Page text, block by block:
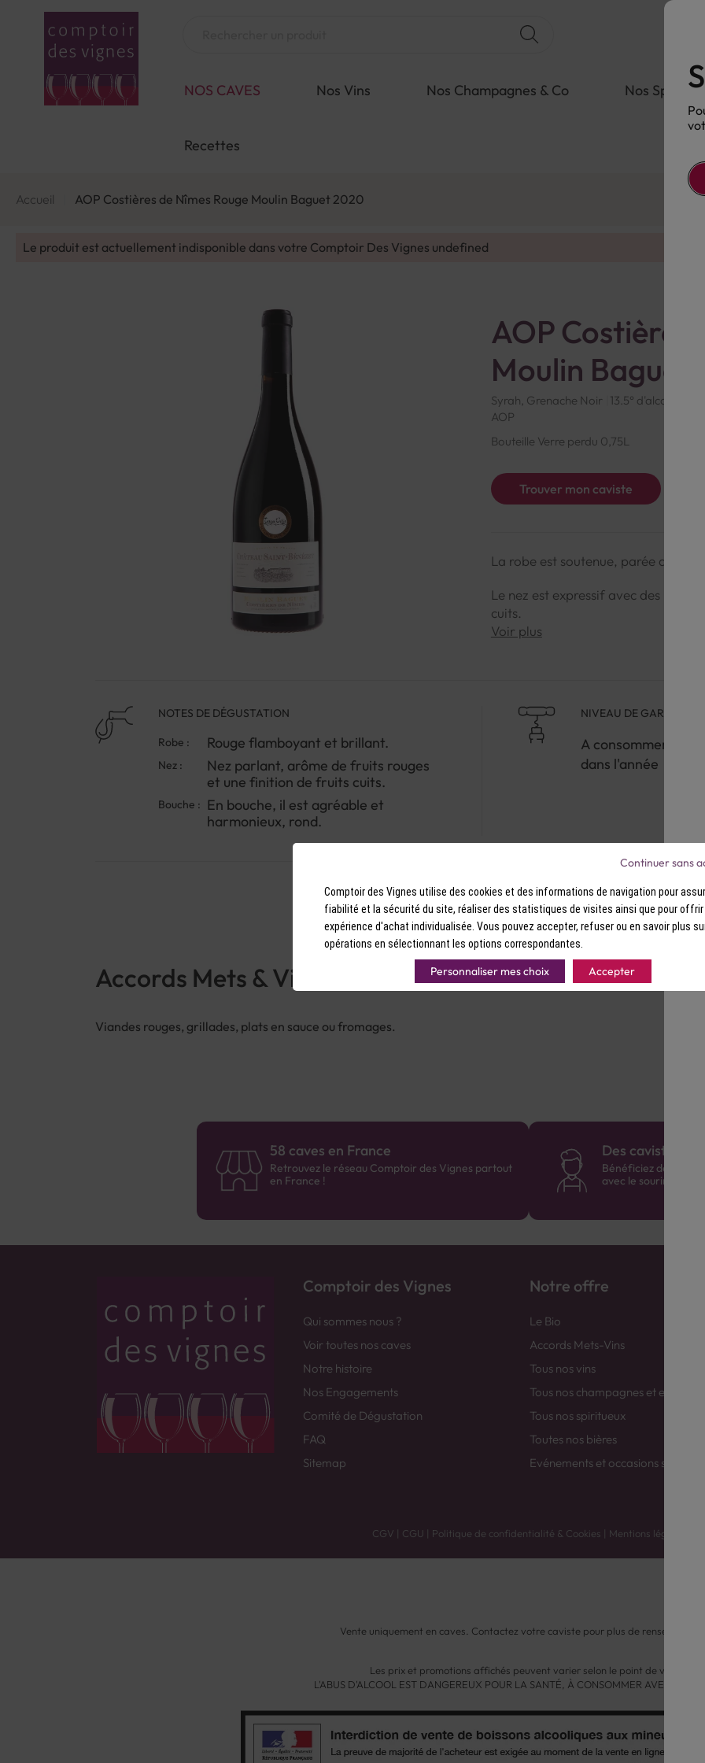
NOS CAVES Nos Vins Nos Champagnes & Co Nos
Recettes
Accueil AOP Costières de Nîmes Rouge Moulin Baguet 2020
Le produit est actuellement indisponible dans votre Comptoir Des Vignes undefined
AOP Costières
Moulin Baguet
Syrah, Grenache Noir 13.5° d'alcool
AOP
Bouteille Verre perdu 0,75L
Trouver mon caviste
La robe est soutenue, parée d’un
Le nez est expressif avec des notes
cuits.
Voir plus
NOTES DE DÉGUSTATION
Robe : Rouge flamboyant et brillant.
Nez :
Nez parlant, arôme de fruits rouges
et une finition de fruits cuits.
Bouche : En bouche, il est agréable et
harmonieux, rond.
NIVEAU DE GARDE
A consommer
dans l'année
Accords Mets & Vins
Viandes rouges, grillades, plats en sauce ou fromages.
58 caves en France
Retrouvez le réseau Comptoir des Vignes partout
en France !
Des cavistes à
Bénéficiez de
avec le sourire :)
Comptoir des Vignes
Qui sommes nous ?
Voir toutes nos caves
Notre histoire
Nos Engagements
Comité de Dégustation
FAQ
Sitemap
Notre offre
Le Bio
Accords Mets-Vins
Tous nos vins
Tous nos champagnes et
Tous nos spiritueux
Toutes nos bières
Evénements et occasions spéciales
CGV | CGU | Politique de confidentialité & Cookies | Mentions légales
Vente uniquement en caves. Contactez votre caviste pour plus de
Les prix et promotions affichés peuvent varier selon le point de vente.
L'ABUS D'ALCOOL EST DANGEREUX POUR LA SANTÉ, À CONSOMMER AVEC
Comptoir des Vignes utilise des cookies et des informations de navigation pour
fiabilité et la sécurité du site, réaliser des statistiques de visites ainsi que pour offrir
expérience d'achat individualisée. Vous pouvez accepter, refuser ou en savoir plus
opérations en sélectionnant les options correspondantes.
Personnaliser mes choix Accepter
Continuer sans